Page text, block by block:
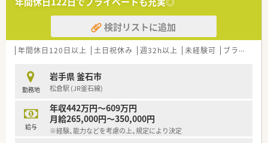
【就業先情報について】
■勤務地は岩手県釜石市で、地域医療に深く貢献することができ
る環境です。
■最寄りのJR釜石線「釜石駅」からは、徒歩で9分ほどの場所に事
■原則として転勤はないため、腰を据えて長く働くことが可能で
す。
【職場環境と雰囲気】
■丁寧なサポート体制が整っています。
■営業担当者など、様々な職種の社員と連携する機会が多く活気
があります。
検討リストに追加
年間休日120日以上 土日祝休み 週32h以上 未経験可 ブランク可
勤務地
岩手県 釜石市
松倉駅 (JR釜石線)
給与
年収442万円～609万円
月給265,000円～350,000円
※経験、能力などを考慮の上、規定により決定